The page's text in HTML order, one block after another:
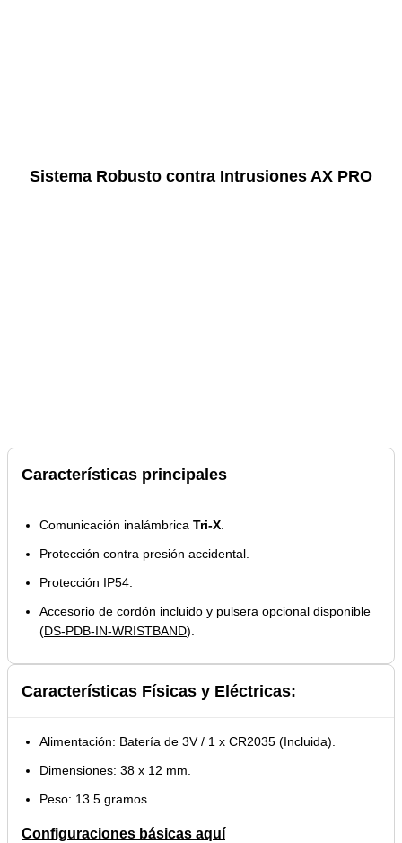
Sistema Robusto contra Intrusiones AX PRO
Características principales
Comunicación inalámbrica Tri-X.
Protección contra presión accidental.
Protección IP54.
Accesorio de cordón incluido y pulsera opcional disponible
(DS-PDB-IN-WRISTBAND).
Características Físicas y Eléctricas:
Alimentación: Batería de 3V / 1 x CR2035 (Incluida).
Dimensiones: 38 x 12 mm.
Peso: 13.5 gramos.
Configuraciones básicas aquí